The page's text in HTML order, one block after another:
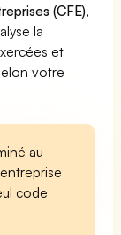
(CFE),
la
et
votre
au
code